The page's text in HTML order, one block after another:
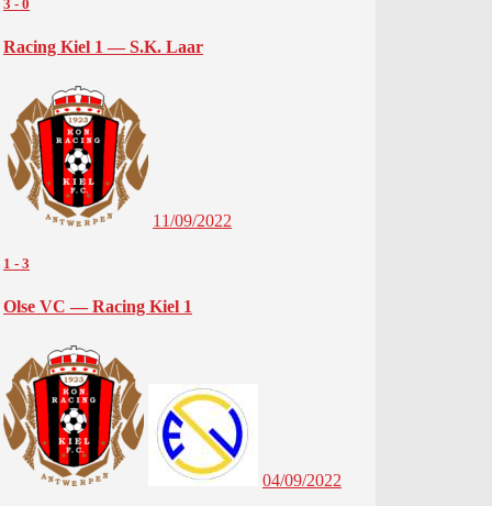
3 - 0
Racing Kiel 1 — S.K. Laar
11/09/2022
1 - 3
Olse VC — Racing Kiel 1
04/09/2022